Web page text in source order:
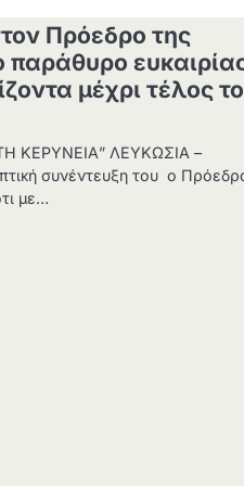
Πρόεδρο της
παράθυρο
μέχρι τέλος
ΚΕΡΥΝΕΙΑ” ΛΕΥΚΩΣΙΑ –
συνέντευξη του ο
με…